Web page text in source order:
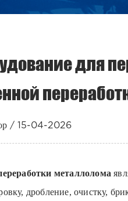
для
/ 15-04-2026
металлолома
дробление, очистку,